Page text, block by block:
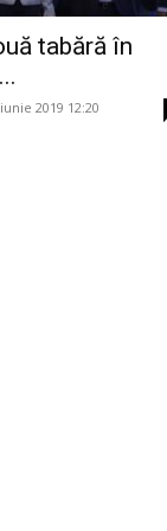
tabără în
2019 12:20